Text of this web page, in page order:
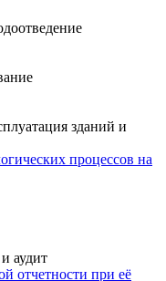
зданий и
процессов на
аудит
отчетности при её